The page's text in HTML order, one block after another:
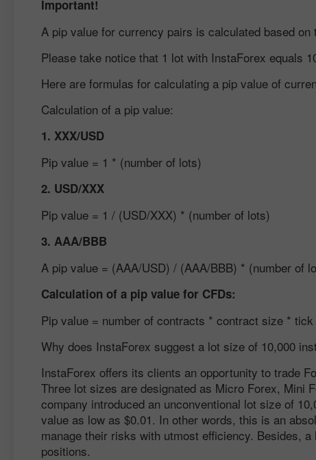
Important!
A pip value for currency pairs is calculated based
Please take notice that 1 lot with InstaForex equals
Here are formulas for calculating a pip value of
Calculation of a pip value:
1. XXX/USD
Pip value = 1 * (number of lots)
2. USD/XXX
Pip value = 1 / (USD/XXX) * (number of lots)
3. AAA/BBB
A pip value = (AAA/USD) / (AAA/BBB) * (number of
Calculation of a pip value for CFDs:
Pip value = number of contracts * contract size *
Why does InstaForex suggest a lot size of 10,000
InstaForex offers its clients an opportunity to trade
Three lot sizes are designated as Micro Forex, Mini
company introduced an unconventional lot size of
value as low as $0.01. In other words, this is an
manage their risks with utmost efficiency. Besides,
positions.